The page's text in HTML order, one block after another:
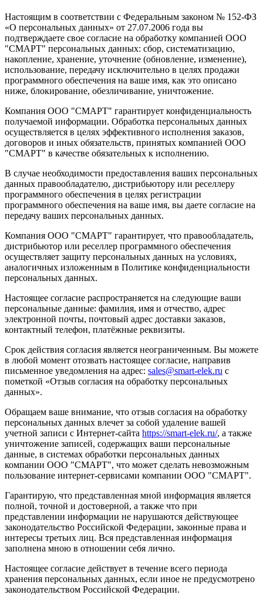
Настоящим в соответствии с Федеральным законом № 152-ФЗ
«О персональных данных» от 27.07.2006 года вы
подтверждаете свое согласие на обработку компанией ООО
"СМАРТ" персональных данных: сбор, систематизацию,
накопление, хранение, уточнение (обновление, изменение),
использование, передачу исключительно в целях продажи
программного обеспечения на ваше имя, как это описано
ниже, блокирование, обезличивание, уничтожение.
Компания ООО "СМАРТ" гарантирует конфиденциальность
получаемой информации. Обработка персональных данных
осуществляется в целях эффективного исполнения заказов,
договоров и иных обязательств, принятых компанией ООО
"СМАРТ" в качестве обязательных к исполнению.
В случае необходимости предоставления ваших персональных
данных правообладателю, дистрибьютору или реселлеру
программного обеспечения в целях регистрации
программного обеспечения на ваше имя, вы даете согласие на
передачу ваших персональных данных.
Компания ООО "СМАРТ" гарантирует, что правообладатель,
дистрибьютор или реселлер программного обеспечения
осуществляет защиту персональных данных на условиях,
аналогичных изложенным в Политике конфиденциальности
персональных данных.
Настоящее согласие распространяется на следующие ваши
персональные данные: фамилия, имя и отчество, адрес
электронной почты, почтовый адрес доставки заказов,
контактный телефон, платёжные реквизиты.
Срок действия согласия является неограниченным. Вы можете
в любой момент отозвать настоящее согласие, направив
письменное уведомления на адрес: sales@smart-elek.ru с
пометкой «Отзыв согласия на обработку персональных
данных».
Обращаем ваше внимание, что отзыв согласия на обработку
персональных данных влечет за собой удаление вашей
учетной записи с Интернет-сайта https://smart-elek.ru/, а также
уничтожение записей, содержащих ваши персональные
данные, в системах обработки персональных данных
компании ООО "СМАРТ", что может сделать невозможным
пользование интернет-сервисами компании ООО "СМАРТ".
Гарантирую, что представленная мной информация является
полной, точной и достоверной, а также что при
представлении информации не нарушаются действующее
законодательство Российской Федерации, законные права и
интересы третьих лиц. Вся представленная информация
заполнена мною в отношении себя лично.
Настоящее согласие действует в течение всего периода
хранения персональных данных, если иное не предусмотрено
законодательством Российской Федерации.